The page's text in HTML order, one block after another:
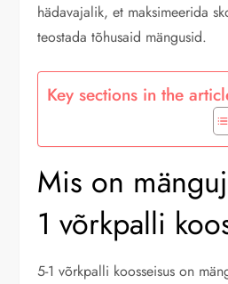
hädavajalik, et maksimeerida
teostada tõhusaid mängusid.
Key sections in the
Mis on
1 võrkpalli
5-1 võrkpalli koosseisus on